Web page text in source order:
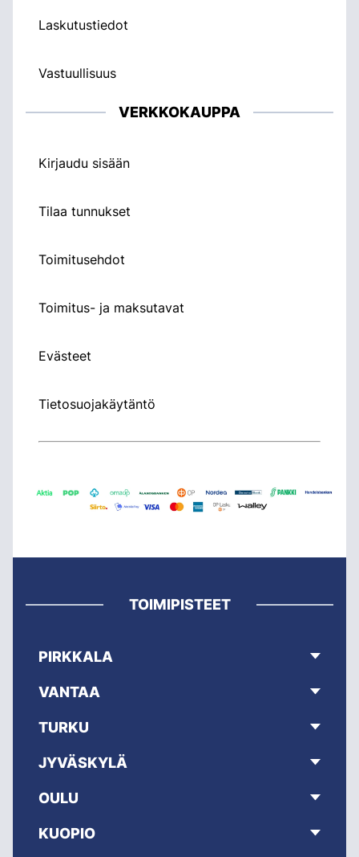
Laskutustiedot
Vastuullisuus
VERKKOKAUPPA
Kirjaudu sisään
Tilaa tunnukset
Toimitusehdot
Toimitus- ja maksutavat
Evästeet
Tietosuojakäytäntö
TOIMIPISTEET
PIRKKALA
VANTAA
TURKU
JYVÄSKYLÄ
OULU
KUOPIO